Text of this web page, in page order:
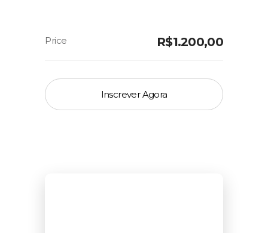
R$1.200,00
Inscrever Agora